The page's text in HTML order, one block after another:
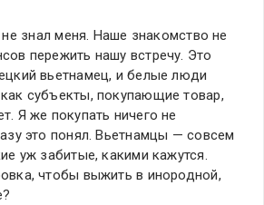
знал меня. Наше знакомство не
пережить нашу встречу. Это
вьетнамец, и белые люди
субъекты, покупающие товар,
Я же покупать ничего не
это понял. Вьетнамцы — совсем
уж забитые, какими кажутся.
чтобы выжить в инородной,